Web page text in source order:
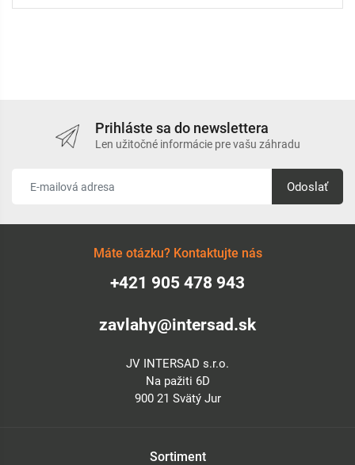
Prihláste sa do newslettera
Len užitočné informácie pre vašu záhradu
Odoslať
Máte otázku? Kontaktujte nás
+421 905 478 943
zavlahy@intersad.sk
JV INTERSAD s.r.o.
Na pažiti 6D
900 21 Svätý Jur
Sortiment